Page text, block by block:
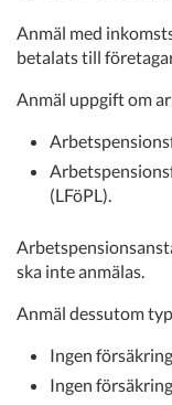
Anmäl med
betalats till
Anmäl uppgift om
(LFöPL).
ska inte anmälas.
Anmäl dessutom
Ingen
Ingen